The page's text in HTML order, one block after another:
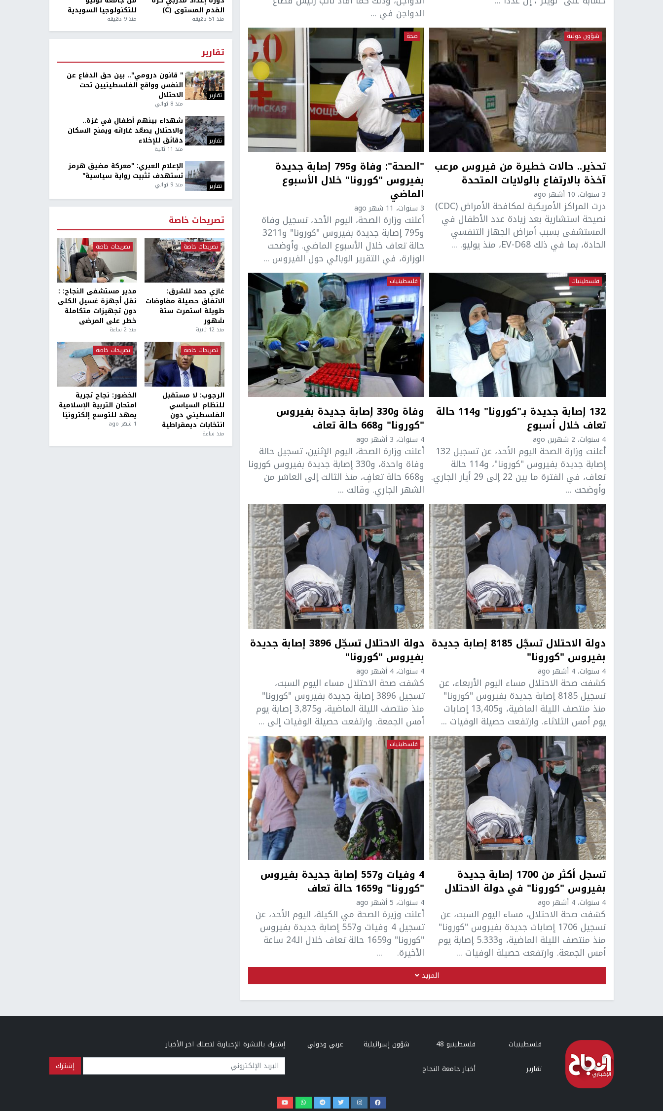
الدواجن في ...
شؤون دولية
تحذير.. حالات خطيرة من فيروس مرعب
آخذة بالارتفاع بالولايات المتحدة
3 سنوات، 10 أشهر ago
درت المراكز الأمريكية لمكافحة الأمراض (CDC)
نصيحة استشارية بعد زيادة عدد الأطفال في
المستشفى بسبب أمراض الجهاز التنفسي
الحادة، بما في ذلك EV-D68، منذ يوليو. ...
صحة
"الصحة": وفاة و795 إصابة جديدة
بفيروس "كورونا" خلال الأسبوع
الماضي
3 سنوات، 11 شهر ago
أعلنت وزارة الصحة، اليوم الأحد، تسجيل وفاة
و795 إصابة جديدة بفيروس "كورونا" و3211
حالة تعاف خلال الأسبوع الماضي. وأوضحت
الوزارة، في التقرير الوبائي حول الفيروس ...
فلسطينيات
132 إصابة جديدة بـ"كورونا" و114 حالة
تعاف خلال أسبوع
4 سنوات، 2 شهرين ago
أعلنت وزارة الصحة اليوم الأحد، عن تسجيل 132
إصابة جديدة بفيروس "كورونا"، و114 حالة
تعاف، في الفترة ما بين 22 إلى 29 أيار الجاري.
وأوضحت ...
فلسطينيات
وفاة و330 إصابة جديدة بفيروس
"كورونا" و668 حالة تعاف
4 سنوات، 3 أشهر ago
أعلنت وزارة الصحة، اليوم الإثنين، تسجيل حالة
وفاة واحدة، و330 إصابة جديدة بفيروس كورونا
و668 حالة تعافٍ، منذ الثالث إلى العاشر من
الشهر الجاري. وقالت ...
دولة الاحتلال تسجّل 8185 إصابة جديدة
بفيروس "كورونا"
4 سنوات، 4 أشهر ago
كشفت صحة الاحتلال مساء اليوم الأربعاء، عن
تسجيل 8185 إصابة جديدة بفيروس "كورونا"
منذ منتصف الليلة الماضية، و13,405 إصابات
يوم أمس الثلاثاء. وارتفعت حصيلة الوفيات ...
دولة الاحتلال تسجّل 3896 إصابة جديدة
بفيروس "كورونا"
4 سنوات، 4 أشهر ago
كشفت صحة الاحتلال مساء اليوم السبت،
تسجيل 3896 إصابة جديدة بفيروس "كورونا"
منذ منتصف الليلة الماضية، و3,875 إصابة يوم
أمس الجمعة. وارتفعت حصيلة الوفيات إلى ...
تسجل أكثر من 1700 إصابة جديدة
بفيروس "كورونا" في دولة الاحتلال
4 سنوات، 4 أشهر ago
كشفت صحة الاحتلال، مساء اليوم السبت، عن
تسجيل 1706 إصابات جديدة بفيروس "كورونا"
منذ منتصف الليلة الماضية، و5.333 إصابة يوم
أمس الجمعة. وارتفعت حصيلة الوفيات ...
فلسطينيات
4 وفيات و557 إصابة جديدة بفيروس
"كورونا" و1659 حالة تعاف
4 سنوات، 5 أشهر ago
أعلنت وزيرة الصحة مي الكيلة، اليوم الأحد، عن
تسجيل 4 وفيات و557 إصابة جديدة بفيروس
"كورونا" و1659 حالة تعاف خلال الـ24 ساعة
الأخيرة. ...
المزيد
القدم المستوى (C)
منذ 51 دقيقة
للتكنولوجيا السويدية
منذ 9 دقيقة
تقارير
تقارير
" قانون درومي".. بين حق الدفاع عن
النفس وواقع الفلسطينيين تحت
الاحتلال
منذ 8 ثواني
تقارير
شهداء بينهم أطفال في غزة..
والاحتلال يصعّد غاراته ويمنح السكان
دقائق للإخلاء
منذ 11 ثانية
تقارير
الإعلام العبري: "معركة مضيق هرمز
تستهدف تثبيت رواية سياسية"
منذ 9 ثواني
تصريحات خاصة
تصريحات خاصة
غازي حمد للشرق:
الاتفاق حصيلة مفاوضات
طويلة استمرت ستة
شهور
منذ 12 ثانية
تصريحات خاصة
مدير مستشفى النجاح: :
نقل أجهزة غسيل الكلى
دون تجهيزات متكاملة
خطر على المرضى
منذ 2 ساعة
تصريحات خاصة
الرجوب: لا مستقبل
للنظام السياسي
الفلسطيني دون
انتخابات ديمقراطية
منذ ساعة
تصريحات خاصة
الخضور: نجاح تجربة
امتحان التربية الإسلامية
يمهد للتوسع إلكترونيًا
1 شهر ago
فلسطينيات فلسطينيو 48 شؤون إسرائيلية
عربي ودولي
تقارير
أخبار جامعة النجاح
إشترك بالنشرة الإخبارية لتصلك اخر الأخبار
البريد الإلكتروني